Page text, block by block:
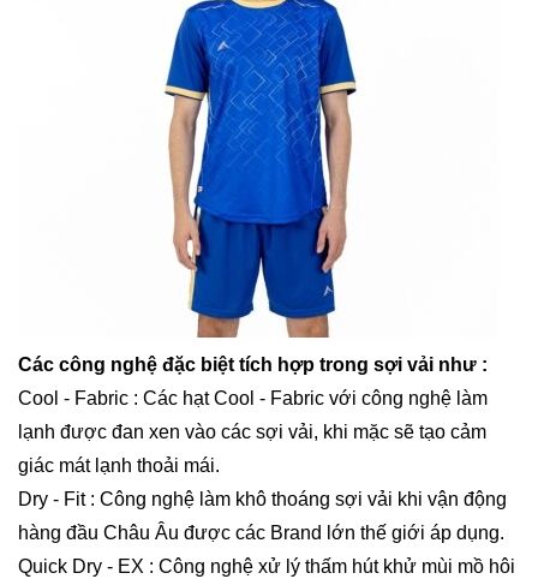
Các công nghệ đặc biệt tích hợp trong sợi vải như :
Cool - Fabric : Các hạt Cool - Fabric với công nghệ làm
lạnh được đan xen vào các sợi vải, khi mặc sẽ tạo cảm
giác mát lạnh thoải mái.
Dry - Fit : Công nghệ làm khô thoáng sợi vải khi vận động
hàng đầu Châu Âu được các Brand lớn thế giới áp dụng.
Quick Dry - EX : Công nghệ xử lý thấm hút khử mùi mồ hôi